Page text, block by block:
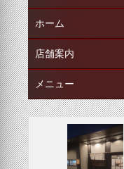
ホーム
店舗案内
メニュー